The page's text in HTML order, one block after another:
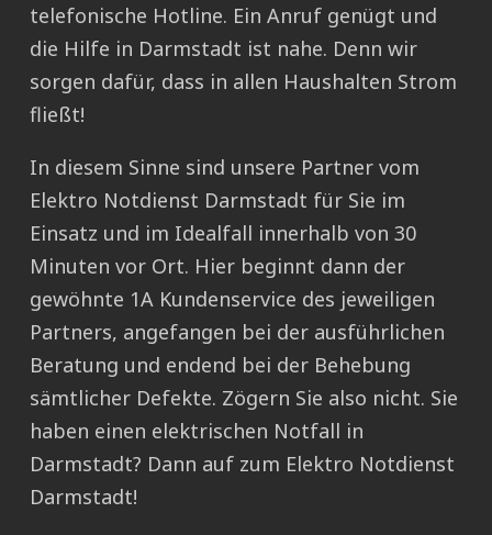
telefonische Hotline. Ein Anruf genügt und
die Hilfe in Darmstadt ist nahe. Denn wir
sorgen dafür, dass in allen Haushalten Strom
fließt!
In diesem Sinne sind unsere Partner vom
Elektro Notdienst Darmstadt für Sie im
Einsatz und im Idealfall innerhalb von 30
Minuten vor Ort. Hier beginnt dann der
gewöhnte 1A Kundenservice des jeweiligen
Partners, angefangen bei der ausführlichen
Beratung und endend bei der Behebung
sämtlicher Defekte. Zögern Sie also nicht. Sie
haben einen elektrischen Notfall in
Darmstadt? Dann auf zum Elektro Notdienst
Darmstadt!